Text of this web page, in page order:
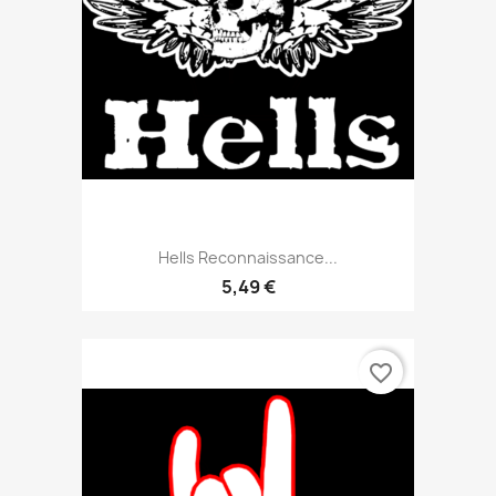
Hells Reconnaissance...
5,49 €
favorite_border